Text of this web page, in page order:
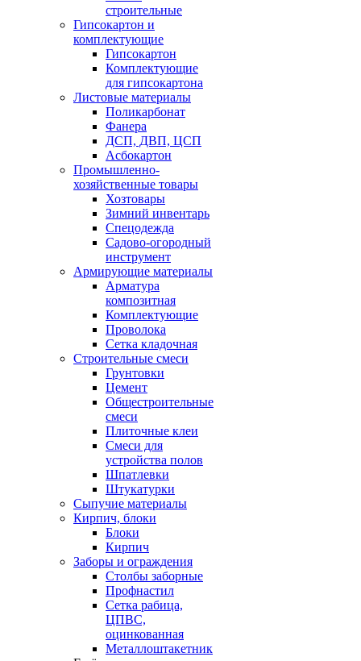
строительные
Гипсокартон и
комплектующие
Гипсокартон
Комплектующие
для гипсокартона
Листовые материалы
Поликарбонат
Фанера
ДСП, ДВП, ЦСП
Асбокартон
Промышленно-
хозяйственные товары
Хозтовары
Зимний инвентарь
Спецодежда
Садово-огородный
инструмент
Армирующие материалы
Арматура
композитная
Комплектующие
Проволока
Сетка кладочная
Строительные смеси
Грунтовки
Цемент
Общестроительные
смеси
Плиточные клеи
Смеси для
устройства полов
Шпатлевки
Штукатурки
Сыпучие материалы
Кирпич, блоки
Блоки
Кирпич
Заборы и ограждения
Столбы заборные
Профнастил
Сетка рабица,
ЦПВС,
оцинкованная
Металлоштакетник